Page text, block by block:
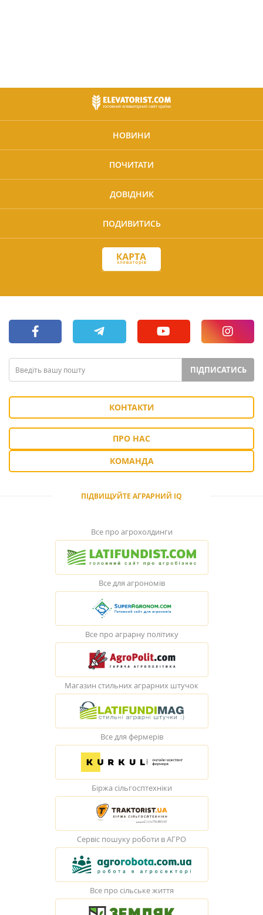
НОВИНИ
ПОЧИТАТИ
ДОВІДНИК
ПОДИВИТИСЬ
ПІДПИСАТИСЬ
КОНТАКТИ
ПРО НАС
КОМАНДА
ПІДВИЩУЙТЕ АГРАРНИЙ IQ
Все про агрохолдинги
Все для агрономів
Все про аграрну політику
Магазин стильних аграрних штучок
Все для фермерів
Біржа сільгосптехніки
Сервіс пошуку роботи в АГРО
Все про сільське життя